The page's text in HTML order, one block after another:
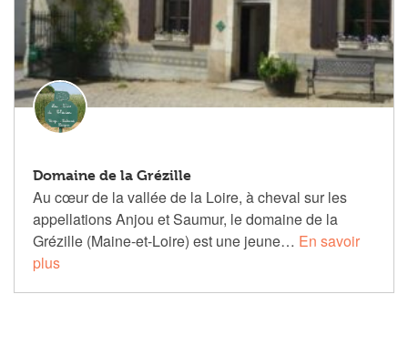
Domaine de la Grézille
Au cœur de la vallée de la Loire, à cheval sur les
appellations Anjou et Saumur, le domaine de la
Grézille (Maine-et-Loire) est une jeune… En savoir
plus